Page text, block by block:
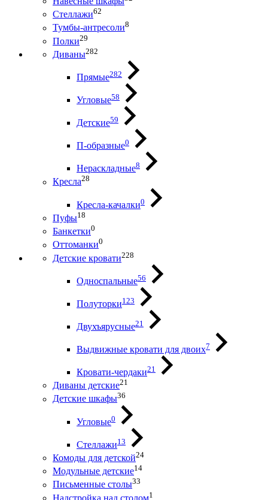
Стеллажи62
Тумбы-антресоли8
Полки29
Диваны282
Прямые282
Угловые58
Детские59
П-образные0
Нераскладные8
Кресла28
Кресла-качалки0
Пуфы18
Банкетки0
Оттоманки0
Детские кровати228
Односпальные56
Полуторки123
Двухъярусные21
Выдвижные кровати для двоих7
Кровати-чердаки21
Диваны детские21
Детские шкафы36
Угловые0
Стеллажи13
Комоды для детской24
Модульные детские14
Письменные столы33
Надстройка над столом1